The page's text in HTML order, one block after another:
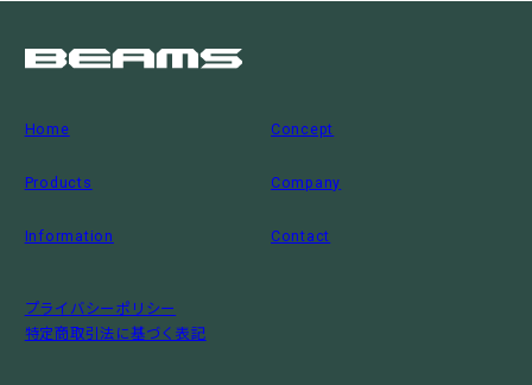
Home Concept
Products Company
Information Contact
プライバシーポリシー
特定商取引法に基づく表記